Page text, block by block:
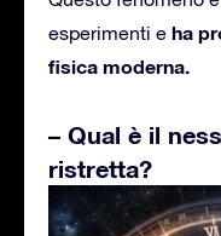
esperimenti e ha
fisica moderna.
– Qual è il
ristretta?